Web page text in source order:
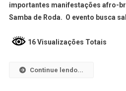
importantes manifestações afro-
Samba de Roda. O evento busca
16 Visualizações Totais
Continue lendo...